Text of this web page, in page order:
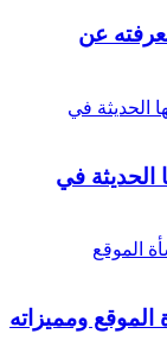
عن
الحديثة في
ومميزاته